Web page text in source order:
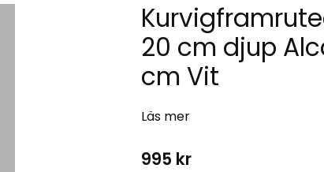
20 cm djup
cm Vit
Läs mer
995 kr